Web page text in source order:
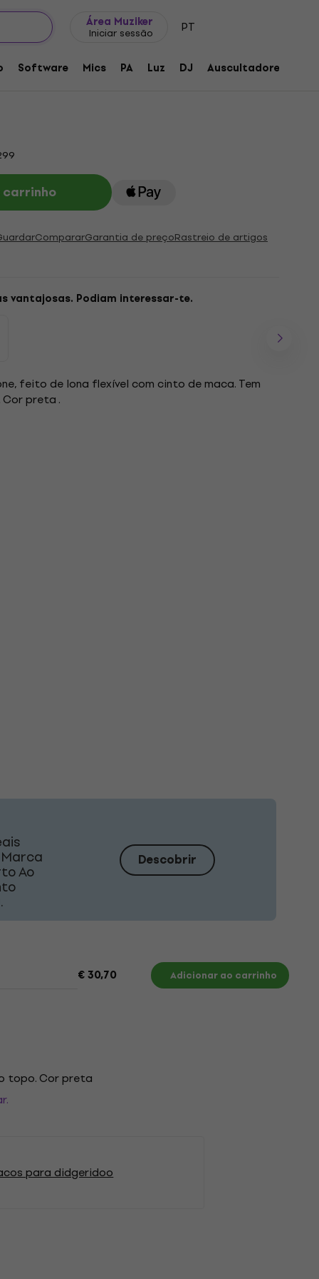
Área Muziker
Iniciar sessão PT
Software Mics PA Luz DJ Auscultadores
didjerido
229712
CompararGarantia de preçoRastreio de artigos
vantajosas. Podiam interessar-te.
feito de lona flexível com cinto de maca. Tem
preta .
Ao
Descobrir
€ 30,70 Adicionar ao carrinho
topo. Cor preta
para didgeridoo